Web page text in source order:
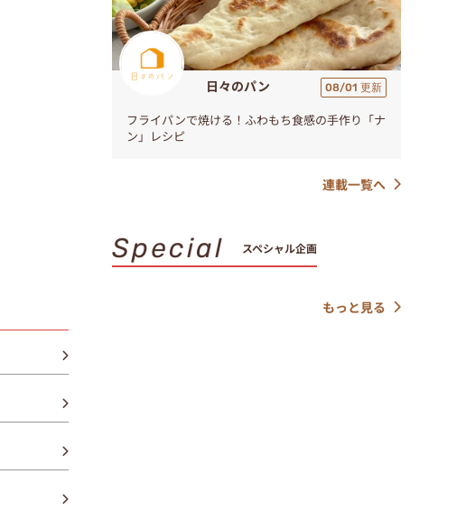
日々のパン 08/01 更新
フライパンで焼ける！ふわもち食感の手作り「ナ
ン」レシピ
連載一覧へ
Special スペシャル企画
もっと見る